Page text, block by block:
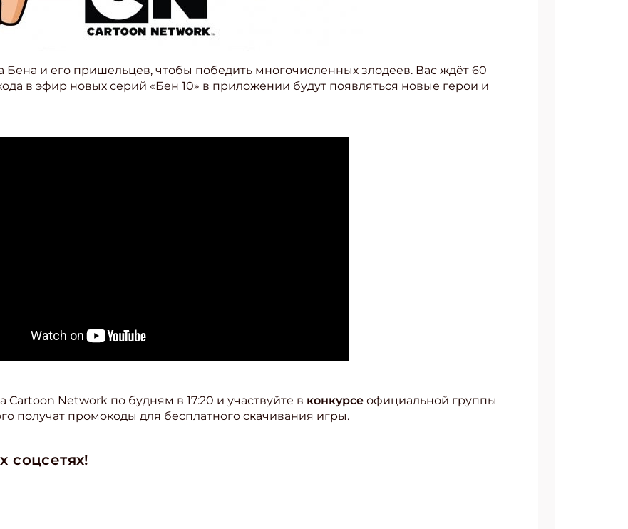
и его пришельцев, чтобы победить многочисленных злодеев. Вас ждёт 60
в эфир новых серий «Бен 10» в приложении будут появляться новые герои и
Cartoon Network по будням в 17:20 и участвуйте в конкурсе официальной группы
получат промокоды для бесплатного скачивания игры.
соцсетях!